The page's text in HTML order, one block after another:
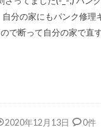
分の家にもパンク修理
で断って自分の家で直
2020年12月13日 0件